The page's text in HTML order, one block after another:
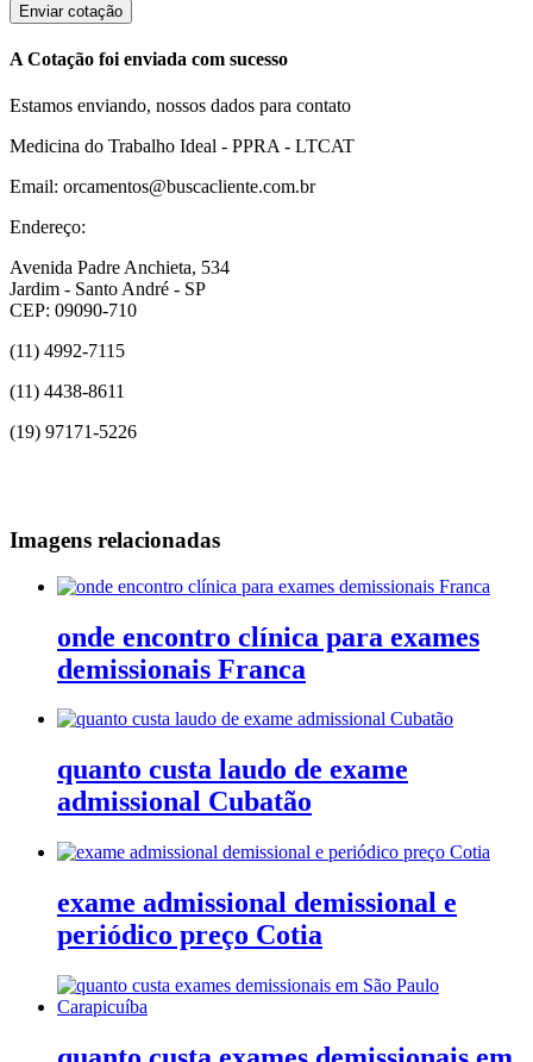
Enviar cotação
A Cotação foi enviada com sucesso
Estamos enviando, nossos dados para contato
Medicina do Trabalho Ideal - PPRA - LTCAT
Email: orcamentos@buscacliente.com.br
Endereço:
Avenida Padre Anchieta, 534
Jardim - Santo André - SP
CEP: 09090-710
(11) 4992-7115
(11) 4438-8611
(19) 97171-5226
Imagens relacionadas
onde encontro clínica para exames
demissionais Franca
quanto custa laudo de exame
admissional Cubatão
exame admissional demissional e
periódico preço Cotia